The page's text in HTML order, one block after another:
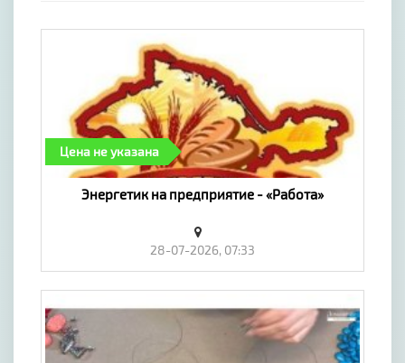
Цена не указана
Энергетик на предприятие - «Работа»
28-07-2026, 07:33